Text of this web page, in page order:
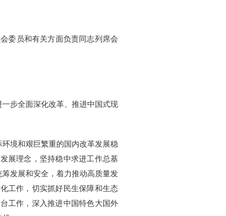
委员和有关方面负责同志列席会
步全面深化改革、推进中国式现
境和艰巨繁重的国内改革发展稳
展理念，坚持稳中求进工作总基
发展和安全，着力推动高质量发
工作，切实抓好民生保障和生态
工作，深入推进中国特色大国外